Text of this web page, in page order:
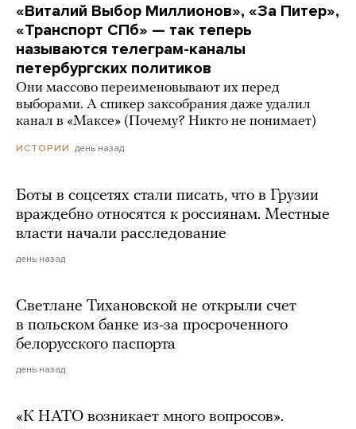
«Виталий Выбор Миллионов», «За Питер»,
«Транспорт СПб» — так теперь
называются телеграм-каналы
петербургских политиков
Они массово переименовывают их перед
выборами. А спикер заксобрания даже удалил
канал в «Максе» (Почему? Никто не понимает)
ИСТОРИИ день назад
Боты в соцсетях стали писать, что в Грузии
враждебно относятся к россиянам. Местные
власти начали расследование
день назад
Светлане Тихановской не открыли счет
в польском банке из-за просроченного
белорусского паспорта
день назад
«К НАТО возникает много вопросов».